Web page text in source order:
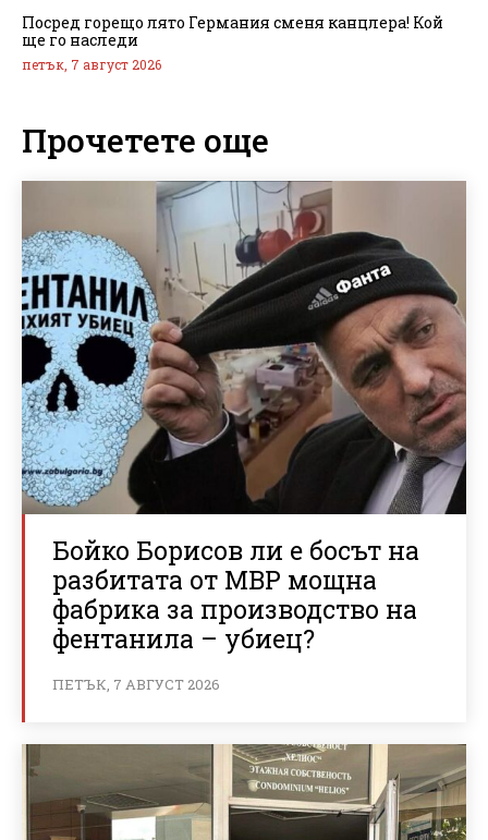
Посред горещо лято Германия сменя канцлера! Кой
ще го наследи
петък, 7 август 2026
Прочетете още
Бойко Борисов ли е босът на
разбитата от МВР мощна
фабрика за производство на
фентанила – убиец?
ПЕТЪК, 7 АВГУСТ 2026